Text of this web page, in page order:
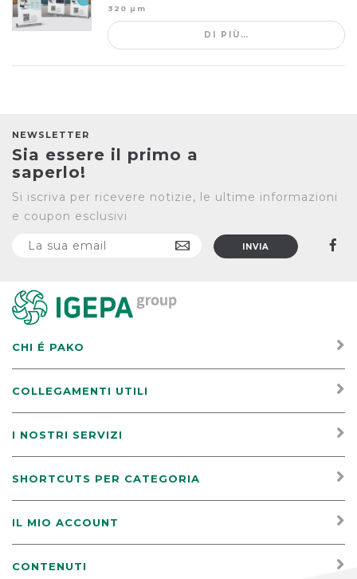
320 µm
DI PIÙ…
NEWSLETTER
Sia essere il primo a
saperlo!
Si iscriva per ricevere notizie, le ultime informazioni
e coupon esclusivi
CHI É PAKO
COLLEGAMENTI UTILI
I NOSTRI SERVIZI
SHORTCUTS PER CATEGORIA
IL MIO ACCOUNT
CONTENUTI